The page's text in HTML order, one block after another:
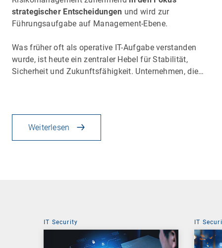
strategischer Entscheidungen und wird zur
Führungsaufgabe auf Management-Ebene.
Was früher oft als operative IT-Aufgabe verstanden
wurde, ist heute ein zentraler Hebel für Stabilität,
Sicherheit und Zukunftsfähigkeit. Unternehmen, die…
Weiterlesen
IT Security IT